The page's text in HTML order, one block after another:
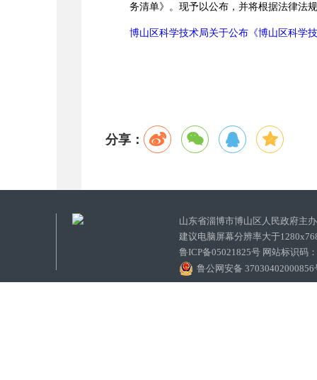
务清单》。现予以公布，并将根据法律法
博山区科学技术局关于公布《博山区科学
分享：
山东省淄博市博山区人民政府
建议电脑屏幕分辨率大于
鲁ICP备05021825号 网站标识码
鲁公网安备 37030402000856